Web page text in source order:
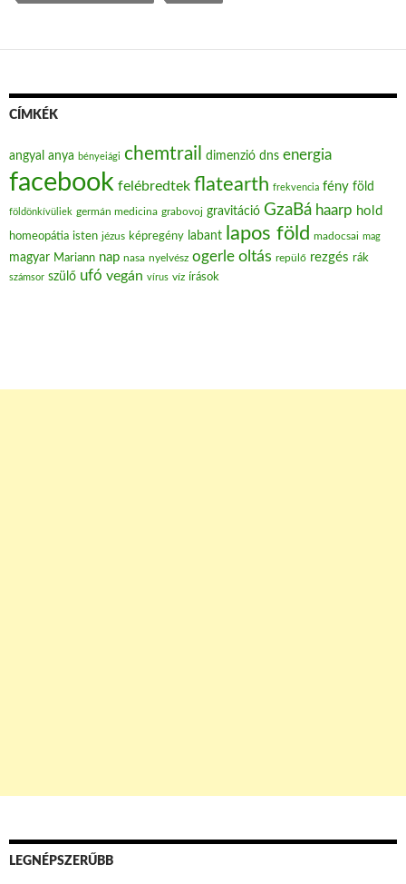
CÍMKÉK
angyal anya bényeiági chemtrail dimenzió dns energia
facebook felébredtek flatearth frekvencia fény föld
földönkívüliek germán medicina grabovoj gravitáció GzaBá haarp hold
homeopátia isten jézus képregény labant lapos föld madocsai mag
magyar Mariann nap nasa nyelvész ogerle oltás repülő rezgés rák
számsor szülő ufó vegán vírus víz írások
LEGNÉPSZERŰBB